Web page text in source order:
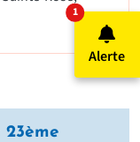
23ème
1NOMBRE
Alerte